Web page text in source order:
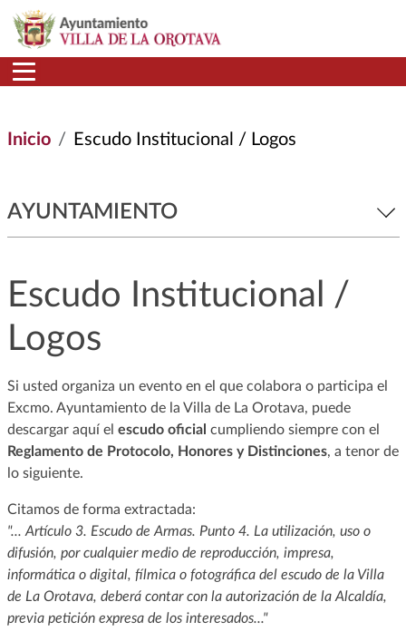
Pasar al contenido principal
Inicio Escudo Institucional / Logos
AYUNTAMIENTO
Escudo Institucional /
Logos
Si usted organiza un evento en el que colabora o participa el
Excmo. Ayuntamiento de la Villa de La Orotava, puede
descargar aquí el escudo oficial cumpliendo siempre con el
Reglamento de Protocolo, Honores y Distinciones, a tenor de
lo siguiente.
Citamos de forma extractada:
"... Artículo 3. Escudo de Armas. Punto 4. La utilización, uso o
difusión, por cualquier medio de reproducción, impresa,
informática o digital, fílmica o fotográfica del escudo de la Villa
de La Orotava, deberá contar con la autorización de la Alcaldía,
previa petición expresa de los interesados..."